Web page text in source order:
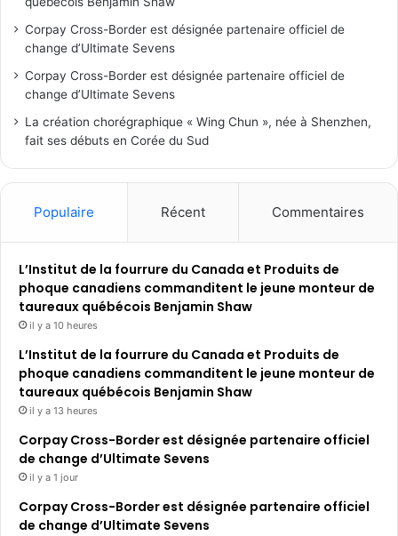
Corpay Cross-Border est désignée partenaire officiel de
change d’Ultimate Sevens
Corpay Cross-Border est désignée partenaire officiel de
change d’Ultimate Sevens
La création chorégraphique « Wing Chun », née à Shenzhen,
fait ses débuts en Corée du Sud
Populaire Récent Commentaires
L’Institut de la fourrure du Canada et Produits de
phoque canadiens commanditent le jeune monteur de
taureaux québécois Benjamin Shaw
il y a 10 heures
L’Institut de la fourrure du Canada et Produits de
phoque canadiens commanditent le jeune monteur de
taureaux québécois Benjamin Shaw
il y a 13 heures
Corpay Cross-Border est désignée partenaire officiel
de change d’Ultimate Sevens
il y a 1 jour
Corpay Cross-Border est désignée partenaire officiel
de change d’Ultimate Sevens